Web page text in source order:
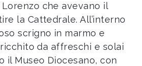
che avevano il
la Cattedrale. All’interno
scrigno in marmo e
da affreschi e solai
il Museo Diocesano, con